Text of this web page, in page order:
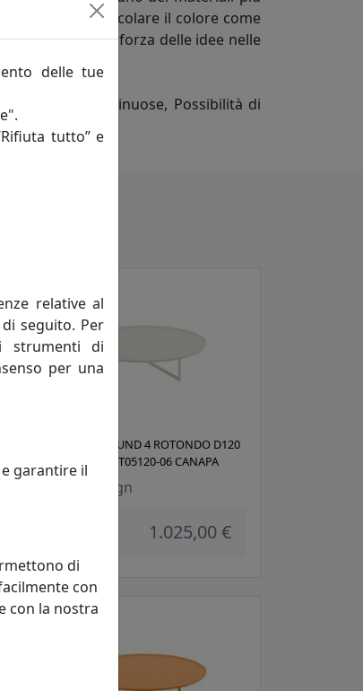
e veicolare il colore come
di misura della forza delle idee nelle
e sinuose, Possibilità di
TAVOLINO ROUND 4 ROTONDO D120
IN METALLO CT05120-06 CANAPA
MemeDesign
1.025,00 €
delle tue
tutto” e
relative al
seguito. Per
strumenti di
per una
garantire il
di
con
con la nostra